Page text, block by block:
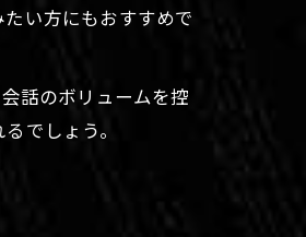
い方にもおすすめで
話のボリュームを控
でしょう。